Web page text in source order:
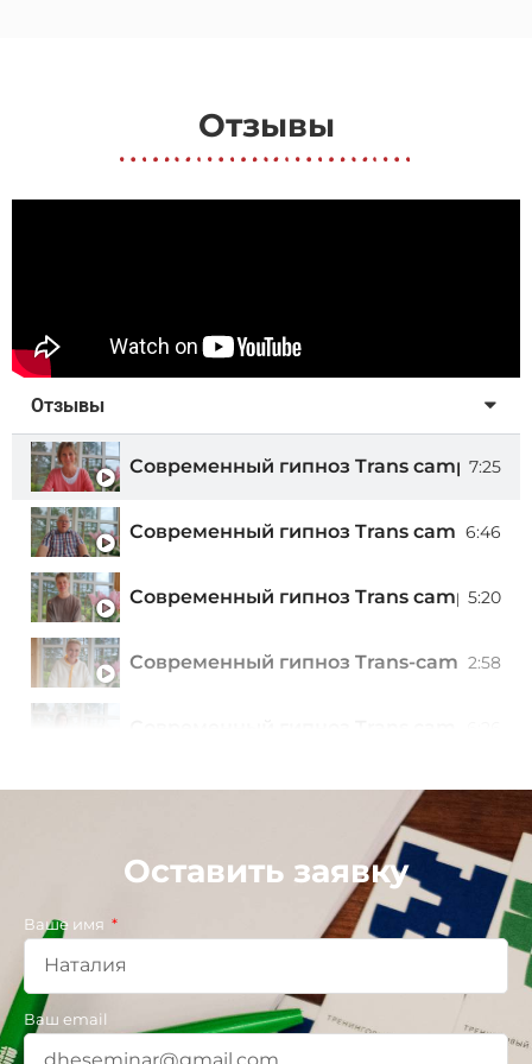
Отзывы
Отзывы
Современный гипноз Trans camp 2023
7:25
Современный гипноз Trans camp 2023
6:46
Современный гипноз Trans camp 2023
5:20
Современный гипноз Trans-camp 2023
2:58
Современный гипноз Trans camp 2023
5:50
Современный гипноз Trans camp 2023
6:10
Современный гипноз Trans camp 4:21
Современный гипноз Trans camp 2023
6:15
Профайлинг, ведущий тренер курса
Оставить заявку
Ваше имя
Ваш email